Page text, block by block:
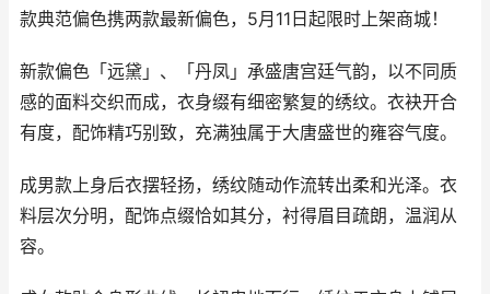
款典范偏色携两款最新偏色，5月11日起限时上架商城！
新款偏色「远黛」、「丹凤」承盛唐宫廷气韵，以不同质
感的面料交织而成，衣身缀有细密繁复的绣纹。衣袂开合
有度，配饰精巧别致，充满独属于大唐盛世的雍容气度。
成男款上身后衣摆轻扬，绣纹随动作流转出柔和光泽。衣
料层次分明，配饰点缀恰如其分，衬得眉目疏朗，温润从
容。